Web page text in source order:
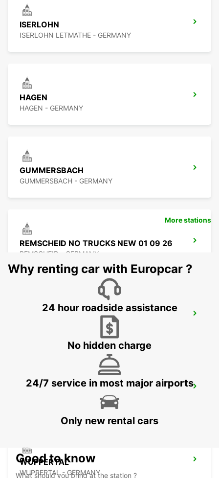
ISERLOHN
ISERLOHN LETMATHE - GERMANY
HAGEN
HAGEN - GERMANY
GUMMERSBACH
GUMMERSBACH - GERMANY
REMSCHEID NO TRUCKS NEW 01 09 26
REMSCHEID - GERMANY
DORTMUND AIRPORT
WUPPERTAL
WUPPERTAL - GERMANY
More stations
Why renting car with Europcar ?
24 hour roadside assistance
No hidden charge
24/7 service in most major airports
Only new rental cars
Good to know
What should you bring at the station ?